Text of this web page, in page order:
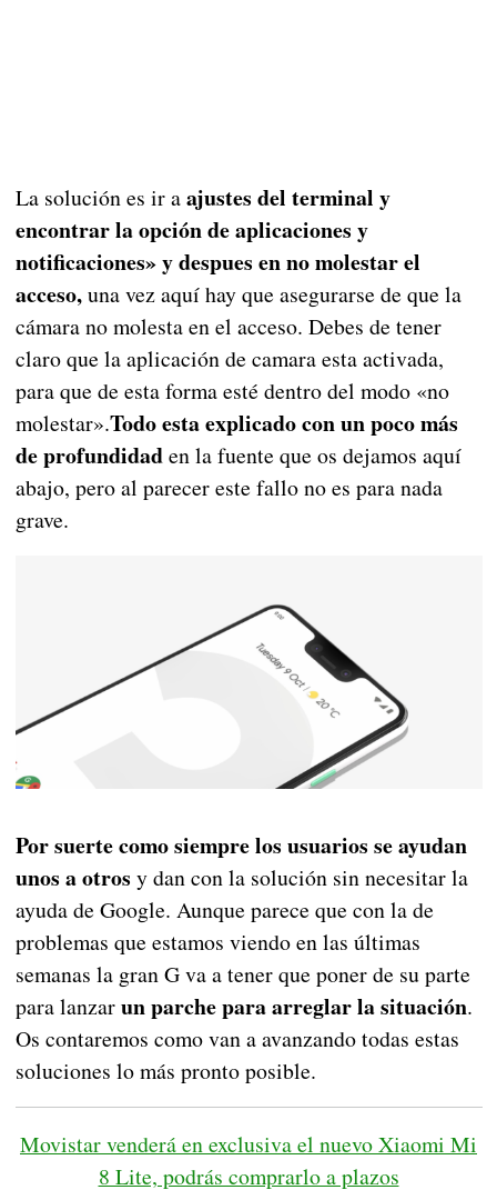
La solución es ir aajustes del terminal y
encontrar la opción de aplicaciones y
notificaciones» y despues en no molestar el
acceso,una vez aquí hay que asegurarse de que la
cámara no molesta en el acceso. Debes de tener
claro que la aplicación de camara esta activada,
para que de esta forma esté dentro del modo «no
molestar».Todo esta explicado con un poco más
de profundidaden la fuente que os dejamos aquí
abajo, pero al parecer este fallo no es para nada
grave.
Por suerte como siempre los usuarios se ayudan
unos a otros y dan con la solución sin necesitar la
ayuda de Google. Aunque parece que con la de
problemas que estamos viendo en las últimas
semanas la gran G va a tener que poner de su parte
para lanzarun parche para arreglar la situación.
Os contaremos como van a avanzando todas estas
soluciones lo más pronto posible.
Movistar venderá en exclusiva el nuevo Xiaomi Mi
8 Lite, podrás comprarlo a plazos